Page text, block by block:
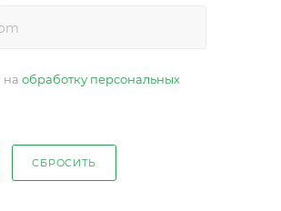
на обработку персональных
СБРОСИТЬ